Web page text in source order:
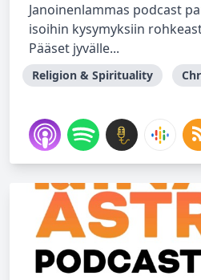
Janoinenlammas podcast
isoihin kysymyksiin
Pääset jyvälle...
Religion & Spirituality